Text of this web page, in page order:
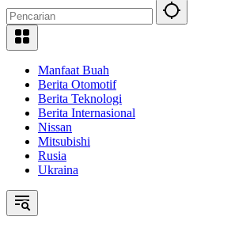
Manfaat Buah
Berita Otomotif
Berita Teknologi
Berita Internasional
Nissan
Mitsubishi
Rusia
Ukraina